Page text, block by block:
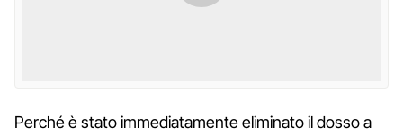
Perché è stato immediatamente eliminato il dosso a